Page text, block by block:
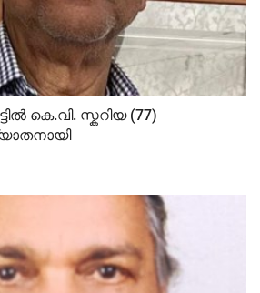
കെ.വി. സ്കറിയ (77)